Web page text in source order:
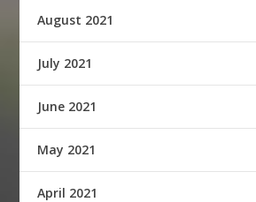
August 2021
July 2021
June 2021
May 2021
April 2021